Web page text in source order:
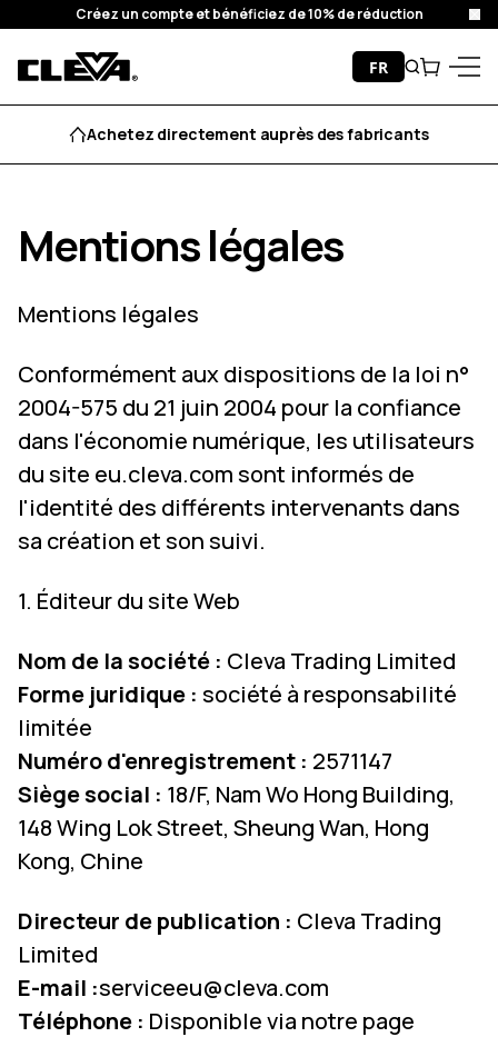
Passer au contenu
Créez un compte et bénéficiez de 10% de réduction
FR
Achetez directement auprès des fabricants
Mentions légales
Mentions légales
Conformément aux dispositions de la loi n°
2004-575 du 21 juin 2004 pour la confiance
dans l'économie numérique, les utilisateurs
du site eu.cleva.com sont informés de
l'identité des différents intervenants dans
sa création et son suivi.
1. Éditeur du site Web
Nom de la société : Cleva Trading Limited
Forme juridique : société à responsabilité
limitée
Numéro d'enregistrement : 2571147
Siège social : 18/F, Nam Wo Hong Building,
148 Wing Lok Street, Sheung Wan, Hong
Kong, Chine
Directeur de publication : Cleva Trading
Limited
E-mail :serviceeu@cleva.com
Téléphone : Disponible via notre page